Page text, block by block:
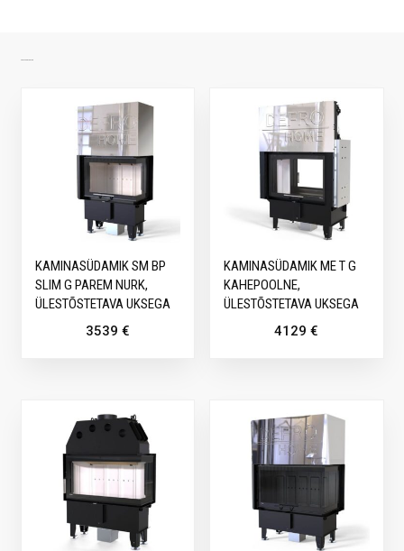
KAMINASÜDAMIK SM BP
SLIM G PAREM NURK,
ÜLESTÕSTETAVA UKSEGA
3539 €
KAMINASÜDAMIK ME T G
KAHEPOOLNE,
ÜLESTÕSTETAVA UKSEGA
4129€